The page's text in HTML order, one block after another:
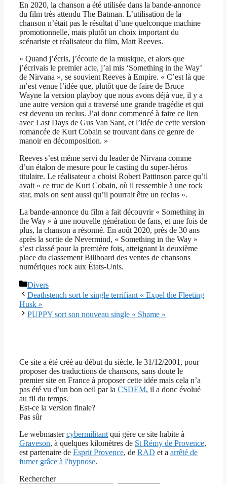
En 2020, la chanson a été utilisée dans la bande-annonce
du film très attendu The Batman. L’utilisation de la
chanson n’était pas le résultat d’une quelconque machine
promotionnelle, mais plutôt un choix important du
scénariste et réalisateur du film, Matt Reeves.
« Quand j’écris, j’écoute de la musique, et alors que
j’écrivais le premier acte, j’ai mis ‘Something in the Way’
de Nirvana », se souvient Reeves à Empire. « C’est là que
m’est venue l’idée que, plutôt que de faire de Bruce
Wayne la version playboy que nous avons déjà vue, il y a
une autre version qui a traversé une grande tragédie et qui
est devenu un reclus. J’ai donc commencé à faire ce lien
avec Last Days de Gus Van Sant, et l’idée de cette version
romancée de Kurt Cobain se trouvant dans ce genre de
manoir en décomposition. »
Reeves s’est même servi du leader de Nirvana comme
d’un étalon de mesure pour le casting du super-héros
titulaire. Le réalisateur a choisi Robert Pattinson parce qu’il
avait « ce truc de Kurt Cobain, où il ressemble à une rock
star, mais on sent aussi qu’il pourrait être un reclus ».
La bande-annonce du film a fait découvrir « Something in
the Way » à une nouvelle génération de fans, et une fois de
plus, la chanson a résonné. En août 2020, près de 30 ans
après la sortie de Nevermind, « Something in the Way »
s’est classé pour la première fois, atteignant la deuxième
place du classement Billboard des ventes de chansons
numériques rock aux États-Unis.
Catégories
Divers
Deathstench sort le single terrifiant « Expel the Fleeting
Husk »
PUPPY sort son nouveau single « Shame »
Ce site a été créé au début du siècle, le 31/12/2001, pour
proposer des traductions de chansons, sans doute le
premier site en France à proposer cette idée mais cela n’a
pas été vu d’un bon oeil par la CSDEM, il a donc évolué
au fil du temps.
Est-ce la version finale?
Pas sûr
Le webmastercybermilitant qui gère ce site habite à
Graveson, à quelques kilomètres de St Rémy de Provence,
est partenaire de Esprit Provence, de RAD et a arrêté de
fumer grâce à l'hypnose.
Rechercher